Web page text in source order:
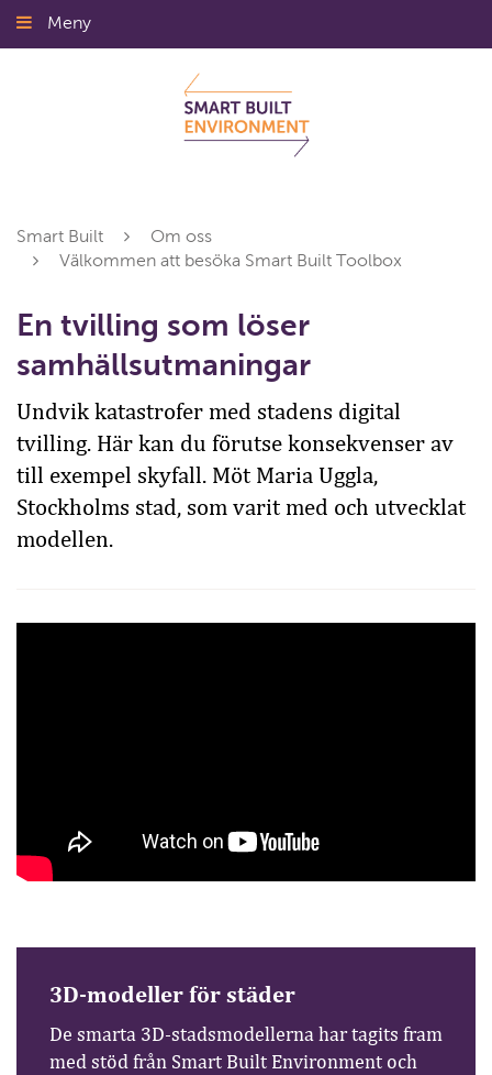
Gå
till
Meny
Smart Built
Om oss
Välkommen att besöka Smart Built Toolbox
En tvilling som löser
samhällsutmaningar
Undvik katastrofer med stadens digital
tvilling. Här kan du förutse konsekvenser av
till exempel skyfall. Möt Maria Uggla,
Stockholms stad, som varit med och utvecklat
modellen.
3D-modeller för städer
De smarta 3D-stadsmodellerna har tagits fram
med stöd från Smart Built Environment och